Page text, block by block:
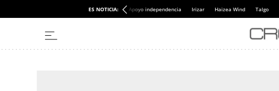
ES NOTICIA: Apoyo independencia Irizar Haizea Wind Talgo